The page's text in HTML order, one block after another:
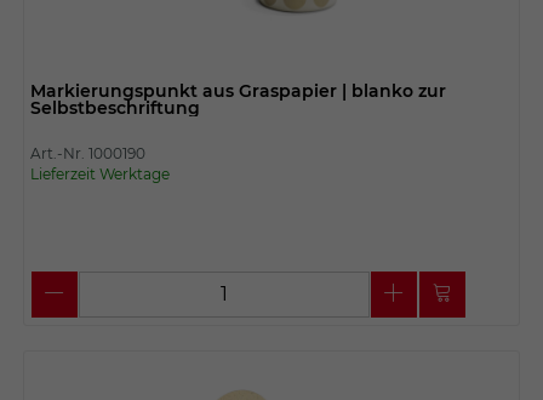
Markierungspunkt aus Graspapier | blanko zur
Selbstbeschriftung
Art.-Nr. 1000190
Lieferzeit Werktage